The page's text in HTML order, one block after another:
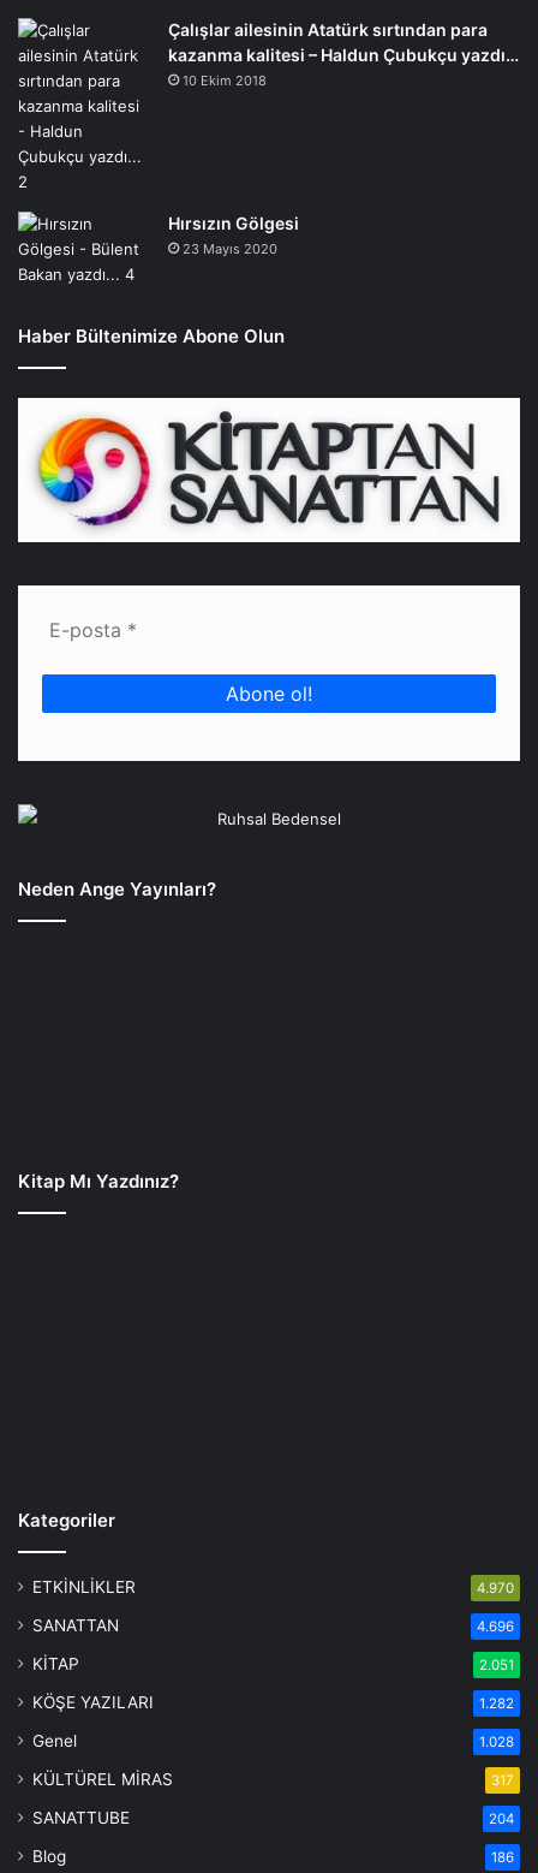
Çalışlar ailesinin Atatürk sırtından para
kazanma kalitesi – Haldun Çubukçu yazdı…
10 Ekim 2018
Hırsızın Gölgesi
23 Mayıs 2020
Haber Bültenimize Abone Olun
Neden Ange Yayınları?
Kitap Mı Yazdınız?
Kategoriler
ETKİNLİKLER 4.970
SANATTAN 4.696
KİTAP 2.051
KÖŞE YAZILARI 1.282
Genel 1.028
KÜLTÜREL MİRAS 317
SANATTUBE 204
Blog 186